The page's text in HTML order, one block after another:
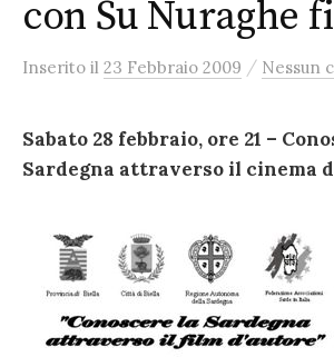
con Su Nuraghe
Inserito il 23 Febbraio 2009 / Nessun
Sabato 28 febbraio, ore 21 –
Sardegna attraverso il cinema